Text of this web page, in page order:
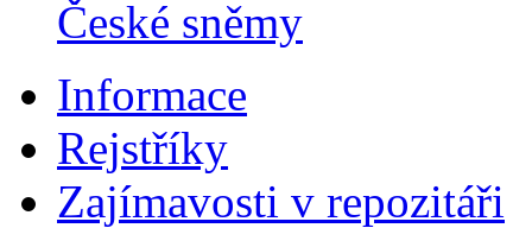
České sněmy
Informace
Rejstříky
Zajímavosti v repozitáři